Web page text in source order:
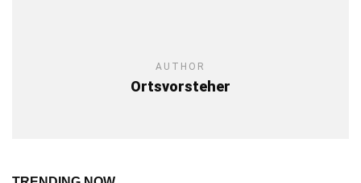
AUTHOR
Ortsvorsteher